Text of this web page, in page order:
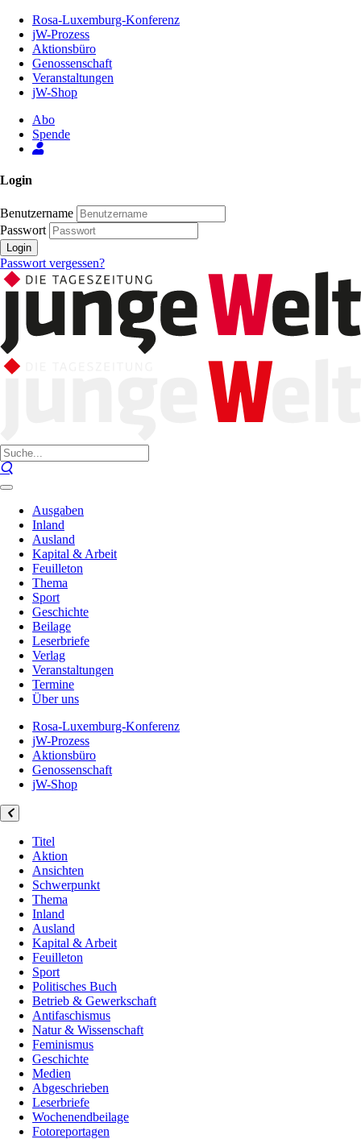
Inhalt
Seite
Rosa-Luxemburg-Konferenz
jW-Prozess
Aktionsbüro
Genossenschaft
Veranstaltungen
jW-Shop
Abo
Spende
Login
Benutzername
Passwort
Login
Passwort vergessen?
Ausgaben
Inland
Ausland
Kapital & Arbeit
Feuilleton
Thema
Sport
Geschichte
Beilage
Leserbriefe
Verlag
Veranstaltungen
Termine
Über uns
Rosa-Luxemburg-Konferenz
jW-Prozess
Aktionsbüro
Genossenschaft
jW-Shop
Titel
Aktion
Ansichten
Schwerpunkt
Thema
Inland
Ausland
Kapital & Arbeit
Feuilleton
Sport
Politisches Buch
Betrieb & Gewerkschaft
Antifaschismus
Natur & Wissenschaft
Feminismus
Geschichte
Medien
Abgeschrieben
Leserbriefe
Wochenendbeilage
Fotoreportagen